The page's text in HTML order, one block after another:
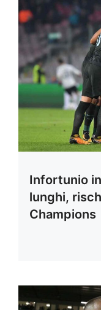
Infortunio
lunghi,
Champions